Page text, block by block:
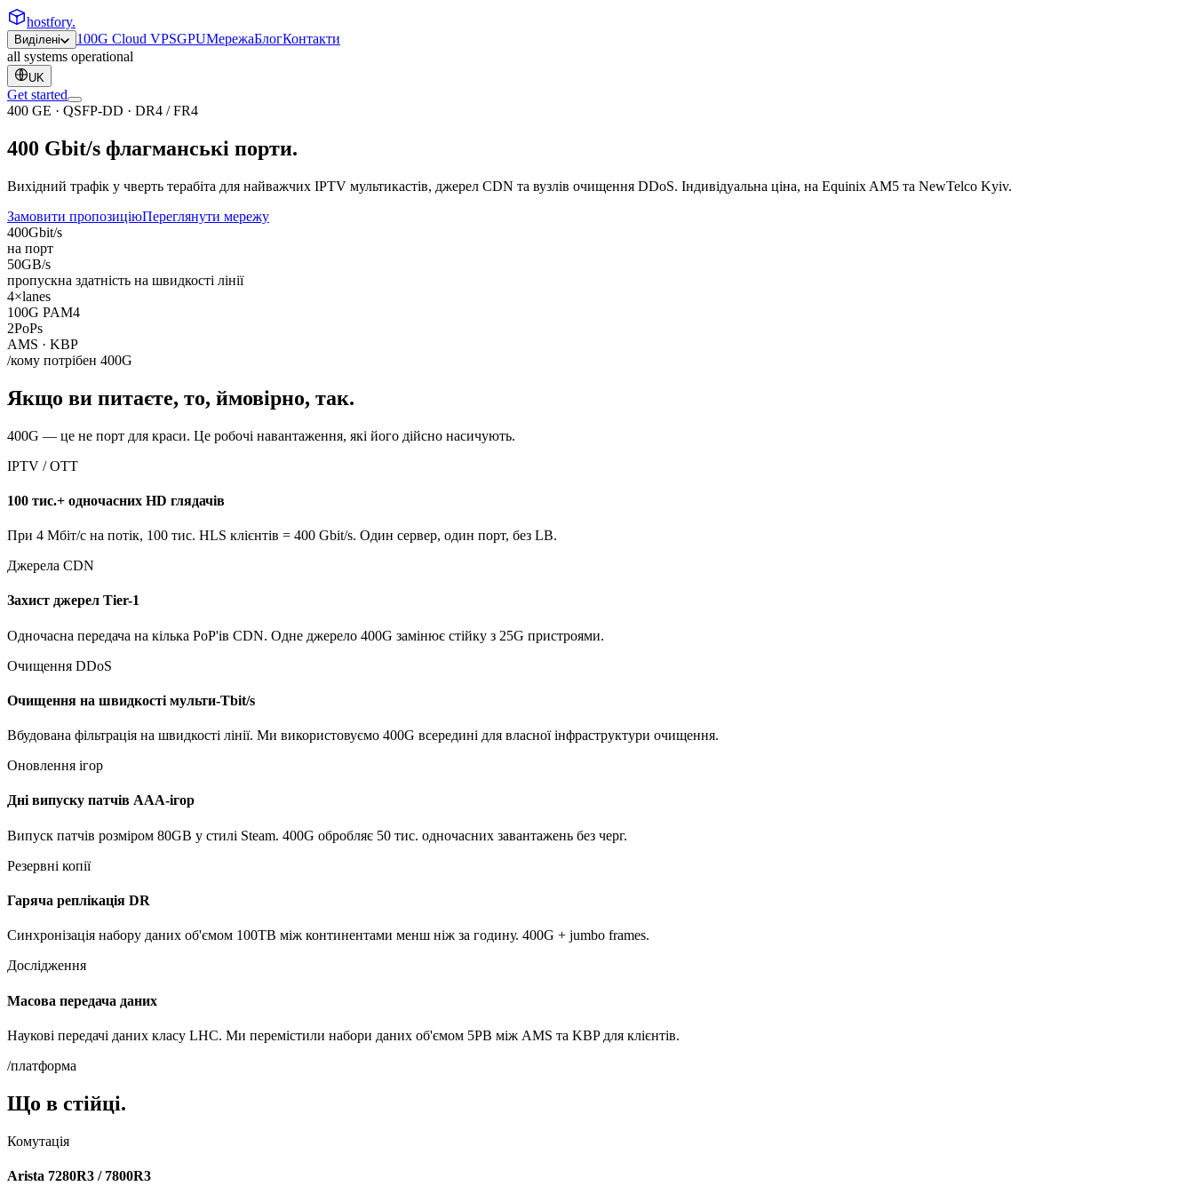
hostfory.
Виділені 100G Cloud VPSGPUМережаБлогКонтакти
all systems operational
UK
Get started
400 GE · QSFP-DD · DR4 / FR4
400 Gbit/s флагманські порти.
Вихідний трафік у чверть терабіта для найважчих IPTV мультикастів, джерел CDN та вузлів очищення DDoS. Індивідуальна ціна, на Equinix AM5 та NewTelco Kyiv.
Замовити пропозиціюПереглянути мережу
400Gbit/s
на порт
50GB/s
пропускна здатність на швидкості лінії
4×lanes
100G PAM4
2PoPs
AMS · KBP
/кому потрібен 400G
Якщо ви питаєте, то, ймовірно, так.
400G — це не порт для краси. Це робочі навантаження, які його дійсно насичують.
IPTV / OTT
100 тис.+ одночасних HD глядачів
При 4 Мбіт/с на потік, 100 тис. HLS клієнтів = 400 Gbit/s. Один сервер, один порт, без LB.
Джерела CDN
Захист джерел Tier-1
Одночасна передача на кілька PoP'ів CDN. Одне джерело 400G замінює стійку з 25G пристроями.
Очищення DDoS
Очищення на швидкості мульти-Tbit/s
Вбудована фільтрація на швидкості лінії. Ми використовуємо 400G всередині для власної інфраструктури очищення.
Оновлення ігор
Дні випуску патчів AAA-ігор
Випуск патчів розміром 80GB у стилі Steam. 400G обробляє 50 тис. одночасних завантажень без черг.
Резервні копії
Гаряча реплікація DR
Синхронізація набору даних об'ємом 100TB між континентами менш ніж за годину. 400G + jumbo frames.
Дослідження
Масова передача даних
Наукові передачі даних класу LHC. Ми перемістили набори даних об'ємом 5PB між AMS та KBP для клієнтів.
/платформа
Що в стійці.
Комутація
Arista 7280R3 / 7800R3